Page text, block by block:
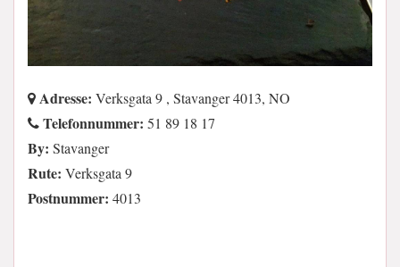
Adresse: Verksgata 9 , Stavanger 4013, NO
Telefonnummer: 51 89 18 17
By: Stavanger
Rute: Verksgata 9
Postnummer: 4013